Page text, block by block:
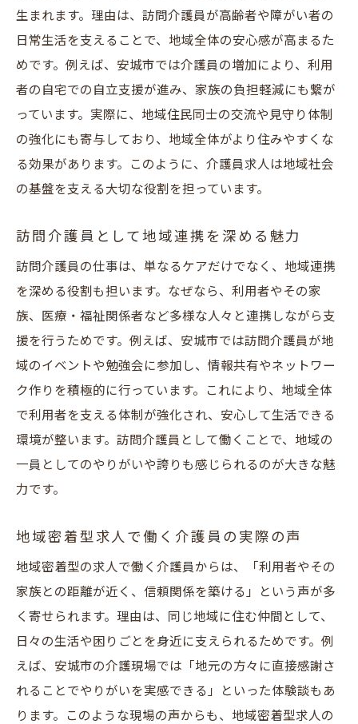
生まれます。理由は、訪問介護員が高齢者や障がい者の
日常生活を支えることで、地域全体の安心感が高まるた
めです。例えば、安城市では介護員の増加により、利用
者の自宅での自立支援が進み、家族の負担軽減にも繋が
っています。実際に、地域住民同士の交流や見守り体制
の強化にも寄与しており、地域全体がより住みやすくな
る効果があります。このように、介護員求人は地域社会
の基盤を支える大切な役割を担っています。
訪問介護員として地域連携を深める魅力
訪問介護員の仕事は、単なるケアだけでなく、地域連携
を深める役割も担います。なぜなら、利用者やその家
族、医療・福祉関係者など多様な人々と連携しながら支
援を行うためです。例えば、安城市では訪問介護員が地
域のイベントや勉強会に参加し、情報共有やネットワー
ク作りを積極的に行っています。これにより、地域全体
で利用者を支える体制が強化され、安心して生活できる
環境が整います。訪問介護員として働くことで、地域の
一員としてのやりがいや誇りも感じられるのが大きな魅
力です。
地域密着型求人で働く介護員の実際の声
地域密着型の求人で働く介護員からは、「利用者やその
家族との距離が近く、信頼関係を築ける」という声が多
く寄せられます。理由は、同じ地域に住む仲間として、
日々の生活や困りごとを身近に支えられるためです。例
えば、安城市の介護現場では「地元の方々に直接感謝さ
れることでやりがいを実感できる」といった体験談もあ
ります。このような現場の声からも、地域密着型求人の